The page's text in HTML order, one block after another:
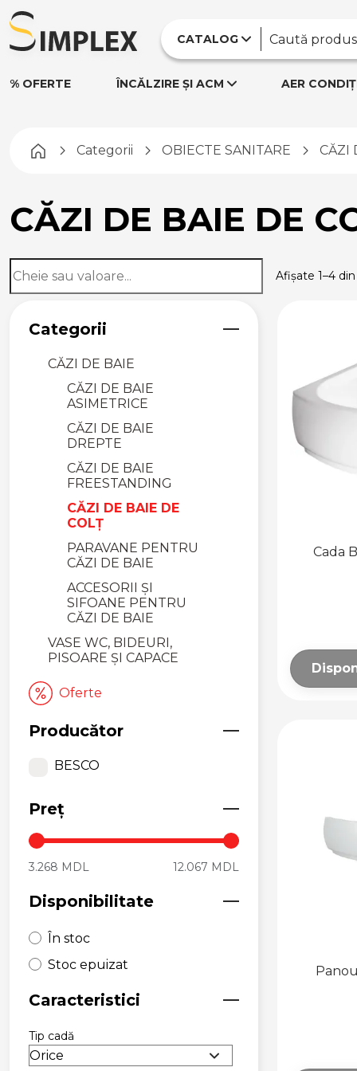
CATALOG
% OFERTE ÎNCĂLZIRE ȘI ACM AER
Pagina principală
Categorii OBIECTE SANITARE CĂZI
CĂZI DE BAIE DE
Afișate 1–4
Categorii
OBIECTE SANITARE
CĂZI DE BAIE
CĂZI DE BAIE
ASIMETRICE
CĂZI DE BAIE
DREPTE
CĂZI DE BAIE
FREESTANDING
CĂZI DE BAIE DE
COLȚ
PARAVANE PENTRU
CĂZI DE BAIE
ACCESORII ȘI
SIFOANE PENTRU
CĂZI DE BAIE
VASE WC, BIDEURI,
PISOARE ȘI CAPACE
SUSPENDATE
PARDOSEALĂ
BIDEURI
SUSPENDATE
CAPACE BIDEU
CABINE, PARAVANE,
DUȘ
Oferte
Producător
BESCO
Preț
3.268 MDL 12.067 MDL
Disponibilitate
În stoc
Stoc epuizat
Caracteristici
Tip cadă
Cada